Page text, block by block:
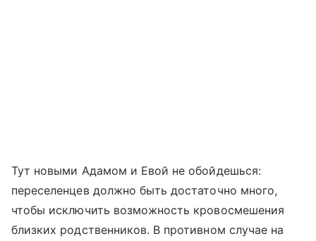
Тут новыми Адамом и Евой не обойдешься:
переселенцев должно быть достаточно много,
чтобы исключить возможность кровосмешения
близких родственников. В противном случае на